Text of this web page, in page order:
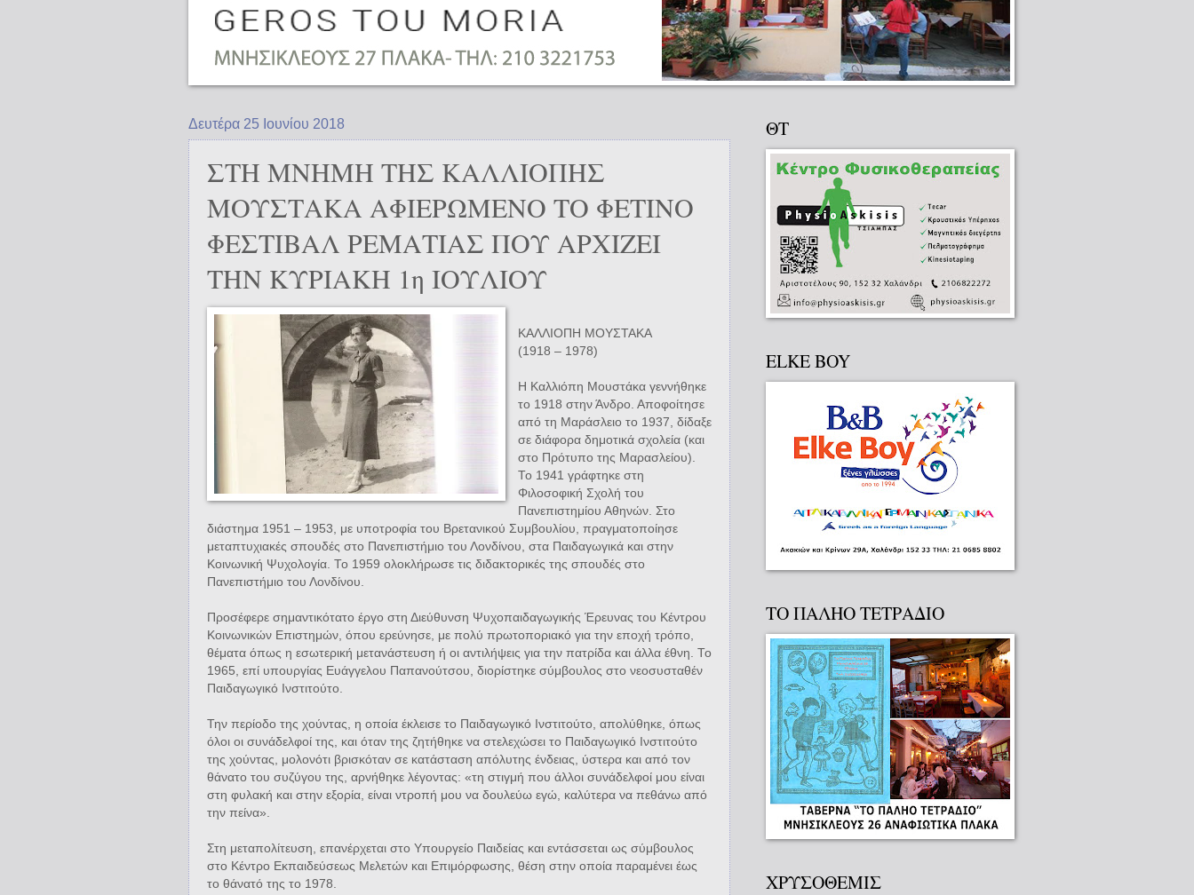
Δευτέρα 25 Ιουνίου 2018
ΣΤΗ ΜΝΗΜΗ ΤΗΣ ΚΑΛΛΙΟΠΗΣ
ΜΟΥΣΤΑΚΑ ΑΦΙΕΡΩΜΕΝΟ ΤΟ ΦΕΤΙΝΟ
ΦΕΣΤΙΒΑΛ ΡΕΜΑΤΙΑΣ ΠΟΥ ΑΡΧΙΖΕΙ
ΤΗΝ ΚΥΡΙΑΚΗ 1η ΙΟΥΛΙΟΥ
ΚΑΛΛΙΟΠΗ ΜΟΥΣΤΑΚΑ
(1918 – 1978)
H Καλλιόπη Μουστάκα γεννήθηκε
το 1918 στην Άνδρο. Αποφοίτησε
από τη Μαράσλειο το 1937, δίδαξε
σε διάφορα δημοτικά σχολεία (και
στο Πρότυπο της Μαρασλείου).
Το 1941 γράφτηκε στη
Φιλοσοφική Σχολή του
Πανεπιστημίου Αθηνών. Στο
διάστημα 1951 – 1953, με υποτροφία του Βρετανικού Συμβουλίου, πραγματοποίησε
μεταπτυχιακές σπουδές στο Πανεπιστήμιο του Λονδίνου, στα Παιδαγωγικά και στην
Κοινωνική Ψυχολογία. Το 1959 ολοκλήρωσε τις διδακτορικές της σπουδές στο
Πανεπιστήμιο του Λονδίνου.
Πρoσέφερε σημαντικότατο έργο στη Διεύθυνση Ψυχοπαιδαγωγικής Έρευνας του Κέντρου
Κοινωνικών Επιστημών, όπου ερεύνησε, με πολύ πρωτοποριακό για την εποχή τρόπο,
θέματα όπως η εσωτερική μετανάστευση ή οι αντιλήψεις για την πατρίδα και άλλα έθνη. Το
1965, επί υπουργίας Ευάγγελου Παπανούτσου, διορίστηκε σύμβουλος στο νεοσυσταθέν
Παιδαγωγικό Ινστιτούτο.
Την περίοδο της χούντας, η οποία έκλεισε το Παιδαγωγικό Ινστιτούτο, απολύθηκε, όπως
όλοι οι συνάδελφοί της, και όταν της ζητήθηκε να στελεχώσει το Παιδαγωγικό Ινστιτούτο
της χούντας, μολονότι βρισκόταν σε κατάσταση απόλυτης ένδειας, ύστερα και από τον
θάνατο του συζύγου της, αρνήθηκε λέγοντας: «τη στιγμή που άλλοι συνάδελφοί μου είναι
στη φυλακή και στην εξορία, είναι ντροπή μου να δουλεύω εγώ, καλύτερα να πεθάνω από
την πείνα».
Στη μεταπολίτευση, επανέρχεται στο Υπουργείο Παιδείας και εντάσσεται ως σύμβουλος
στο Κέντρο Εκπαιδεύσεως Μελετών και Επιμόρφωσης, θέση στην οποία παραμένει έως
το θάνατό της το 1978.
ΘΤ
ELKE BOY
ΤΟ ΠΑΛΗΟ ΤΕΤΡΑΔΙΟ
ΧΡΥΣΟΘΕΜΙΣ